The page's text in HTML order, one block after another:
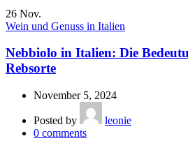
26 Nov.
Wein und Genuss in Italien
Nebbiolo in Italien: Die
Rebsorte
November 5, 2024
Posted by
leonie
0 comments